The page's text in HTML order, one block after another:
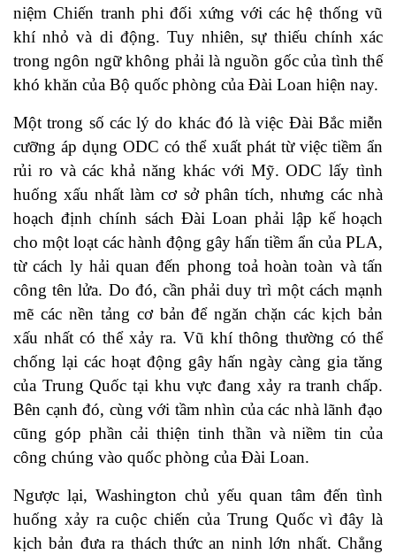
niệm Chiến tranh phi đối xứng với các hệ thống vũ
khí nhỏ và di động. Tuy nhiên, sự thiếu chính xác
trong ngôn ngữ không phải là nguồn gốc của tình thế
khó khăn của Bộ quốc phòng của Đài Loan hiện nay.
Một trong số các lý do khác đó là việc Đài Bắc miễn
cưỡng áp dụng ODC có thể xuất phát từ việc tiềm ẩn
rủi ro và các khả năng khác với Mỹ. ODC lấy tình
huống xấu nhất làm cơ sở phân tích, nhưng các nhà
hoạch định chính sách Đài Loan phải lập kế hoạch
cho một loạt các hành động gây hấn tiềm ẩn của PLA,
từ cách ly hải quan đến phong toả hoàn toàn và tấn
công tên lửa. Do đó, cần phải duy trì một cách mạnh
mẽ các nền tảng cơ bản để ngăn chặn các kịch bản
xấu nhất có thể xảy ra. Vũ khí thông thường có thể
chống lại các hoạt động gây hấn ngày càng gia tăng
của Trung Quốc tại khu vực đang xảy ra tranh chấp.
Bên cạnh đó, cùng với tầm nhìn của các nhà lãnh đạo
cũng góp phần cải thiện tinh thần và niềm tin của
công chúng vào quốc phòng của Đài Loan.
Ngược lại, Washington chủ yếu quan tâm đến tình
huống xảy ra cuộc chiến của Trung Quốc vì đây là
kịch bản đưa ra thách thức an ninh lớn nhất. Chẳng